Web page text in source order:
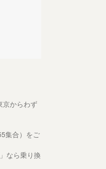
京からわず
集合）をご
なら乗り換